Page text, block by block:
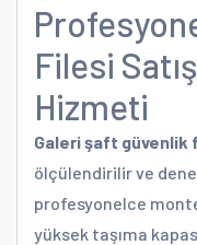
Filesi
Hizmeti
Galeri şaft güvenlik
ölçülendirilir ve
profesyonelce
yüksek taşıma